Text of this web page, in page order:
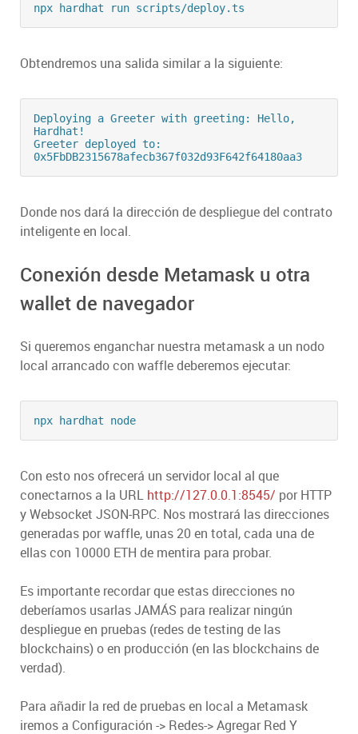
npx hardhat run scripts/deploy.ts
Obtendremos una salida similar a la siguiente:
Deploying a Greeter with greeting: Hello,
Hardhat!
Greeter deployed to:
0x5FbDB2315678afecb367f032d93F642f64180aa3
Donde nos dará la dirección de despliegue del contrato
inteligente en local.
Conexión desde Metamask u otra
wallet de navegador
Si queremos enganchar nuestra metamask a un nodo
local arrancado con waffle deberemos ejecutar:
npx hardhat node
Con esto nos ofrecerá un servidor local al que
conectarnos a la URL http://127.0.0.1:8545/ por HTTP
y Websocket JSON-RPC. Nos mostrará las direcciones
generadas por waffle, unas 20 en total, cada una de
ellas con 10000 ETH de mentira para probar.
Es importante recordar que estas direcciones no
deberíamos usarlas JAMÁS para realizar ningún
despliegue en pruebas (redes de testing de las
blockchains) o en producción (en las blockchains de
verdad).
Para añadir la red de pruebas en local a Metamask
iremos a Configuración -> Redes-> Agregar Red Y